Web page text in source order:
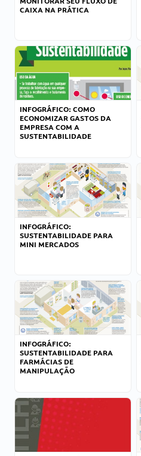
CAIXA NA PRÁTICA
INFOGRÁFICO: COMO
ECONOMIZAR GASTOS DA
EMPRESA COM A
SUSTENTABILIDADE
INFOGRÁFICO:
SUSTENTABILIDADE PARA
MINI MERCADOS
INFOGRÁFICO:
SUSTENTABILIDADE PARA
FARMÁCIAS DE
MANIPULAÇÃO